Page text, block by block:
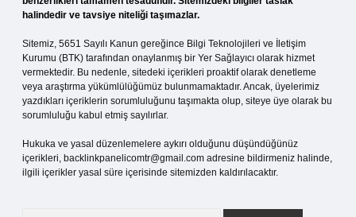
halindedir ve tavsiye niteliği taşımazlar.
Sitemiz, 5651 Sayılı Kanun gereğince Bilgi Teknolojileri ve İletişim
Kurumu (BTK) tarafından onaylanmış bir Yer Sağlayıcı olarak hizmet
vermektedir. Bu nedenle, sitedeki içerikleri proaktif olarak denetleme
veya araştırma yükümlülüğümüz bulunmamaktadır. Ancak, üyelerimiz
yazdıkları içeriklerin sorumluluğunu taşımakta olup, siteye üye olarak bu
sorumluluğu kabul etmiş sayılırlar.
Hukuka ve yasal düzenlemelere aykırı olduğunu düşündüğünüz
içerikleri, backlinkpanelicomtr@gmail.com adresine bildirmeniz halinde,
ilgili içerikler yasal süre içerisinde sitemizden kaldırılacaktır.